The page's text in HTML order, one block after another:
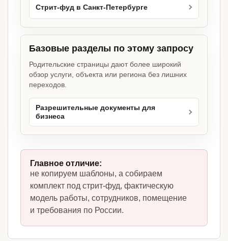
Стрит-фуд в Санкт-Петербурге
Базовые разделы по этому запросу
Родительские страницы дают более широкий
обзор услуги, объекта или региона без лишних
переходов.
Разрешительные документы для
бизнеса
Главное отличие:
не копируем шаблоны, а собираем
комплект под стрит-фуд, фактическую
модель работы, сотрудников, помещение
и требования по России.